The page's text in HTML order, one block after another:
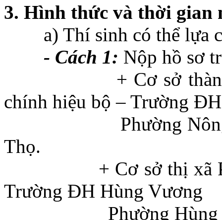
3. Hình thức và thời gian
a) Thí sinh có thể lựa
- Cách 1: Nộp hồ sơ
+ Cơ sở thành phố
chính hiệu bộ – Trường
Phường Nông
Thọ.
+ Cơ sở thị xã Phú
Trường ĐH Hùng Vương
Phường Hùng